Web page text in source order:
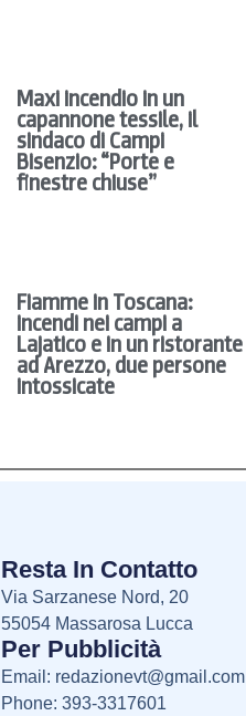
Maxi incendio in un
capannone tessile, il
sindaco di Campi
Bisenzio: “Porte e
finestre chiuse”
Fiamme in Toscana:
incendi nei campi a
Lajatico e in un ristorante
ad Arezzo, due persone
intossicate
Resta In Contatto
Via Sarzanese Nord, 20
55054 Massarosa Lucca
Per Pubblicità
Email: redazionevt@gmail.com
Phone: 393-3317601